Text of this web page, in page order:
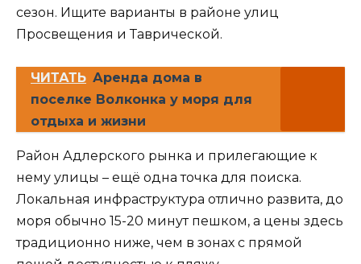
сезон. Ищите варианты в районе улиц
Просвещения и Таврической.
ЧИТАТЬ Аренда дома в
поселке Волконка у моря для
отдыха и жизни
Район Адлерского рынка и прилегающие к
нему улицы – ещё одна точка для поиска.
Локальная инфраструктура отлично развита, до
моря обычно 15-20 минут пешком, а цены здесь
традиционно ниже, чем в зонах с прямой